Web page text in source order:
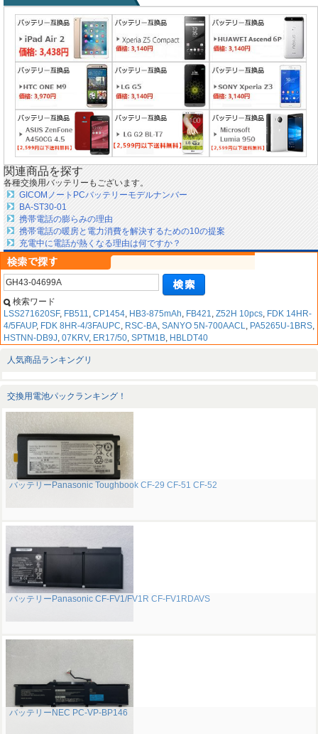
関連商品を探す
各種交換用バッテリーもございます。
GICOMノートPCバッテリーモデルナンバー
BA-ST30-01
携帯電話の膨らみの理由
携帯電話の暖房と電力消費を解決するための10の提案
充電中に電話が熱くなる理由は何ですか？
検索ワード
LSS271620SF, FB511, CP1454, HB3-875mAh, FB421, Z52H 10pcs, FDK 14HR-
4/5FAUP, FDK 8HR-4/3FAUPC, RSC-BA, SANYO 5N-700AACL, PA5265U-1BRS,
HSTNN-DB9J, 07KRV, ER17/50, SPTM1B, HBLDT40
人気商品ランキングリ
交換用電池パックランキング！
バッテリーPanasonic Toughbook CF-29 CF-51 CF-52
バッテリーPanasonic CF-FV1/FV1R CF-FV1RDAVS
バッテリーNEC PC-VP-BP146